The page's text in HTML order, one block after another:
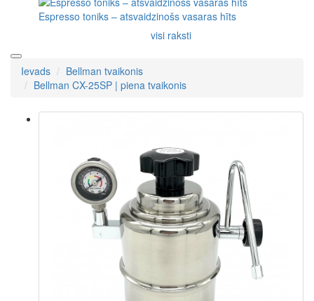
Espresso toniks – atsvaidzinošs vasaras hīts
visi raksti
Ievads
Bellman tvaikonis
Bellman CX-25SP | piena tvaikonis